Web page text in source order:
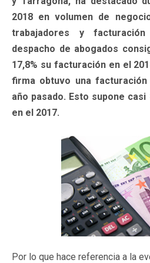
2018 en volumen de
trabajadores y
despacho de abogados
17,8% su facturación en el
firma obtuvo una
año pasado. Esto supone
en el 2017.
Por lo que hace referencia a la